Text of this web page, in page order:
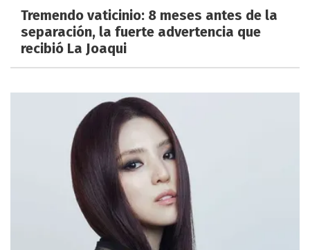
Tremendo vaticinio: 8 meses antes de la
separación, la fuerte advertencia que
recibió La Joaqui